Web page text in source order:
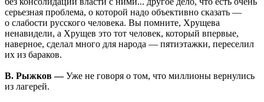
серьезная проблема, о которой надо объективно сказать —
о слабости русского человека. Вы помните, Хрущева
ненавидели, а Хрущев это тот человек, который впервые,
наверное, сделал много для народа — пятиэтажки, переселил
их из бараков.
В. Рыжков —Уже не говоря о том, что миллионы вернулись
из лагерей.